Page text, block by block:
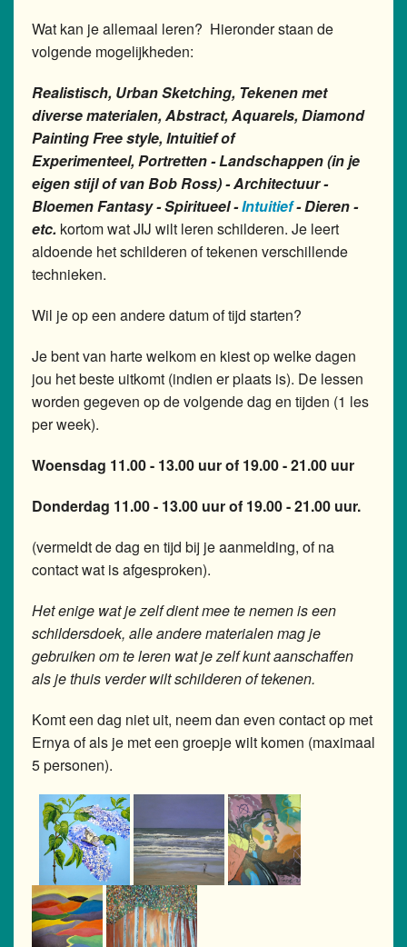
Wat kan je allemaal leren? Hieronder staan de
volgende mogelijkheden:
Realistisch, Urban Sketching, Tekenen met
diverse materialen, Abstract, Aquarels, Diamond
Painting Free style, Intuitief of
Experimenteel, Portretten - Landschappen (in je
eigen stijl of van Bob Ross) - Architectuur -
Bloemen Fantasy - Spiritueel -Intuitief- Dieren -
etc. kortom wat JIJ wilt leren schilderen. Je leert
aldoende het schilderen of tekenen verschillende
technieken.
Wil je op een andere datum of tijd starten?
Je bent van harte welkom en kiest op welke dagen
jou het beste uitkomt (indien er plaats is). De lessen
worden gegeven op de volgende dag en tijden (1 les
per week).
Woensdag 11.00 - 13.00 uur of 19.00 - 21.00 uur
Donderdag 11.00 - 13.00 uur of 19.00 - 21.00 uur.
(vermeldt de dag en tijd bij je aanmelding, of na
contact wat is afgesproken).
Het enige wat je zelf dient mee te nemen is een
schildersdoek, alle andere materialen mag je
gebruiken om te leren wat je zelf kunt aanschaffen
als je thuis verder wilt schilderen of tekenen.
Komt een dag niet uit, neem dan even contact op met
Ernya of als je met een groepje wilt komen (maximaal
5 personen).